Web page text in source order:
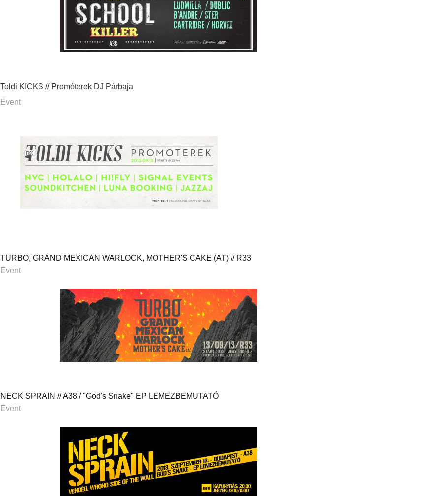
Toldi KICKS // Promóterek DJ Párbaja
Event
TURBO, GRAND MEXICAN WARLOCK, MOTHER'S CAKE (AT) // R33
Event
NECK SPRAIN // A38 / "God's Snake" EP LEMEZBEMUTATÓ
Event